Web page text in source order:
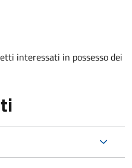
interessati in possesso dei